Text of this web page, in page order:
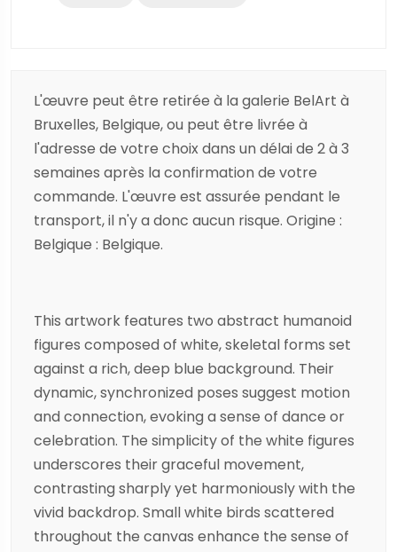
L'œuvre peut être retirée à la galerie BelArt à
Bruxelles, Belgique, ou peut être livrée à
l'adresse de votre choix dans un délai de 2 à 3
semaines après la confirmation de votre
commande. L'œuvre est assurée pendant le
transport, il n'y a donc aucun risque. Origine :
Belgique : Belgique.
This artwork features two abstract humanoid
figures composed of white, skeletal forms set
against a rich, deep blue background. Their
dynamic, synchronized poses suggest motion
and connection, evoking a sense of dance or
celebration. The simplicity of the white figures
underscores their graceful movement,
contrasting sharply yet harmoniously with the
vivid backdrop. Small white birds scattered
throughout the canvas enhance the sense of